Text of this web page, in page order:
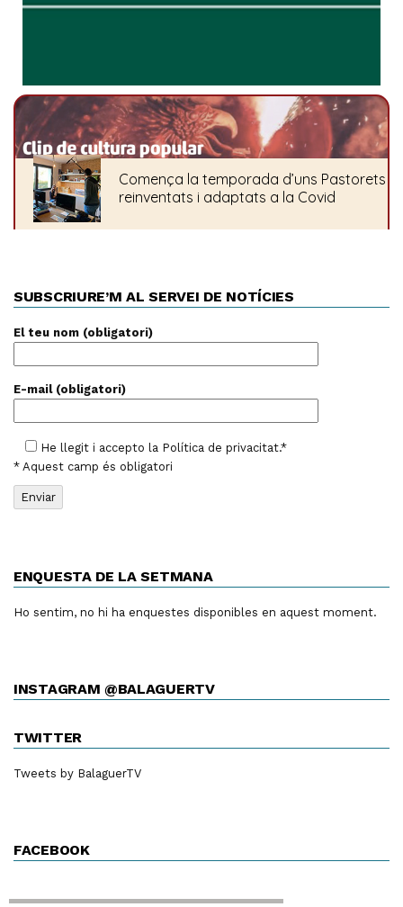
SUBSCRIURE’M AL SERVEI DE NOTÍCIES
El teu nom (obligatori)
E-mail (obligatori)
He llegit i accepto la Política de privacitat.*
* Aquest camp és obligatori
ENQUESTA DE LA SETMANA
Ho sentim, no hi ha enquestes disponibles en aquest moment.
INSTAGRAM @BALAGUERTV
TWITTER
Tweets by BalaguerTV
FACEBOOK